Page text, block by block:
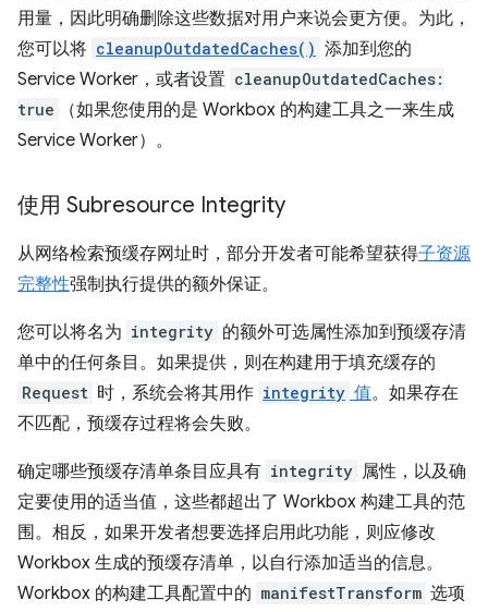
用量，因此明确删除这些数据对用户来说会更方便。为此，
您可以将 cleanupOutdatedCaches() 添加到您的
Service Worker，或者设置 cleanupOutdatedCaches:
true
（如果您使用的是 Workbox 的构建工具之一来生成
Service Worker）。
使用 Subresource Integrity
从网络检索预缓存网址时，部分开发者可能希望获得子资源
完整性强制执行提供的额外保证。
您可以将名为 integrity 的额外可选属性添加到预缓存清
单中的任何条目。如果提供，则在构建用于填充缓存的
Request 时，系统会将其用作 integrity 值。如果存在
不匹配，预缓存过程将会失败。
确定哪些预缓存清单条目应具有 integrity 属性，以及确
定要使用的适当值，这些都超出了 Workbox 构建工具的范
围。相反，如果开发者想要选择启用此功能，则应修改
Workbox 生成的预缓存清单，以自行添加适当的信息。
Workbox 的构建工具配置中的 manifestTransform 选项